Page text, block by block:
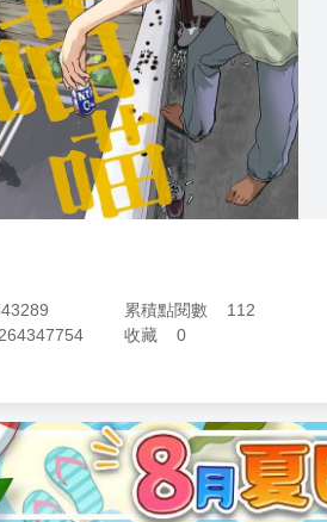
累積點閱數
112
收藏 0